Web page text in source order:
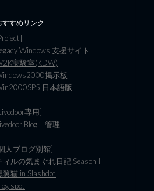
すすめリンク
Windows 支援サイト
実験室(KDW)
掲示板
日本語版
専用]
Blog 管理
人ブログ別館]
ィルの気まぐれ日記 SeasonII
翼猫 in Slashdot
spot